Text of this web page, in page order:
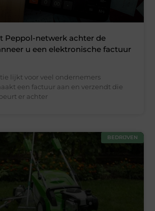
Peppol-netwerk achter de
u een elektronische factuur
lijkt voor veel ondernemers
een factuur aan en verzendt die
er achter
BEDRIJVEN